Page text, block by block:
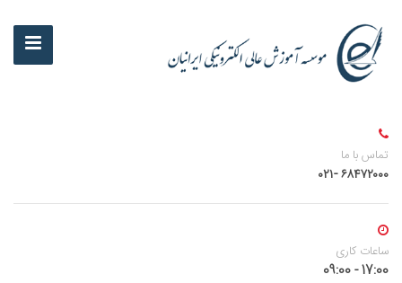
تماس با ما
۶۸۴۷۲۰۰۰ -۰۲۱
ساعات کاری
17:00 - 09:00